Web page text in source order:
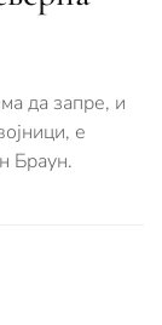
да запре, и
е
Браун.